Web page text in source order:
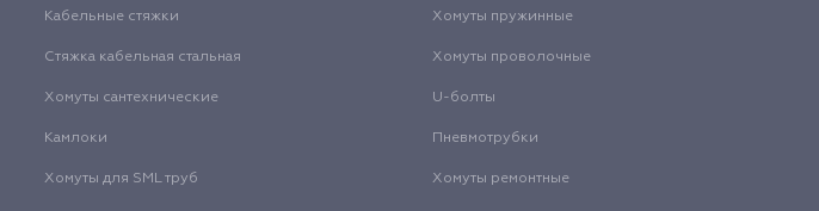
Кабельные стяжки Хомуты пружинные
Стяжка кабельная стальная Хомуты проволочные
Хомуты сантехнические U-болты
Камлоки Пневмотрубки
Хомуты для SML труб Хомуты ремонтные